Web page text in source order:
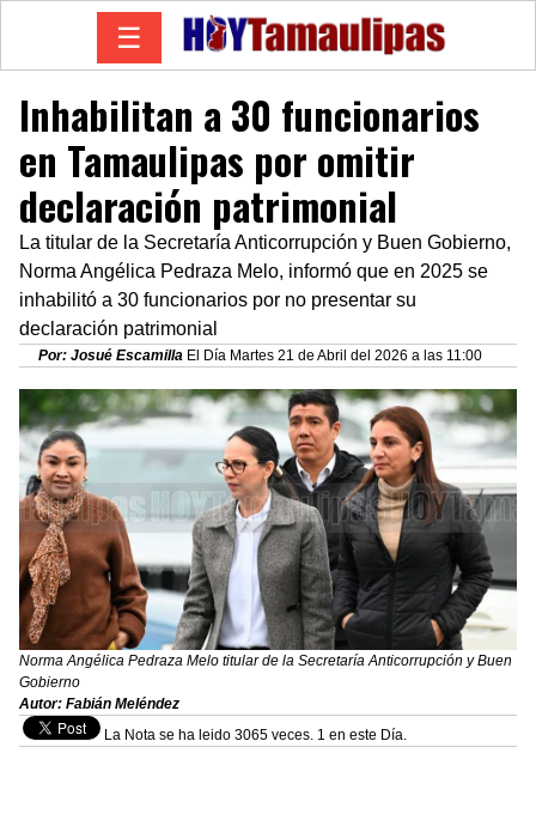
☰
Inhabilitan a 30 funcionarios
en Tamaulipas por omitir
declaración patrimonial
La titular de la Secretaría Anticorrupción y Buen Gobierno,
Norma Angélica Pedraza Melo, informó que en 2025 se
inhabilitó a 30 funcionarios por no presentar su
declaración patrimonial
Por: Josué Escamilla El Día Martes 21 de Abril del 2026 a las 11:00
Norma Angélica Pedraza Melo titular de la Secretaría Anticorrupción y Buen
Gobierno
Autor: Fabián Meléndez
La Nota se ha leido 3065 veces. 1 en este Día.